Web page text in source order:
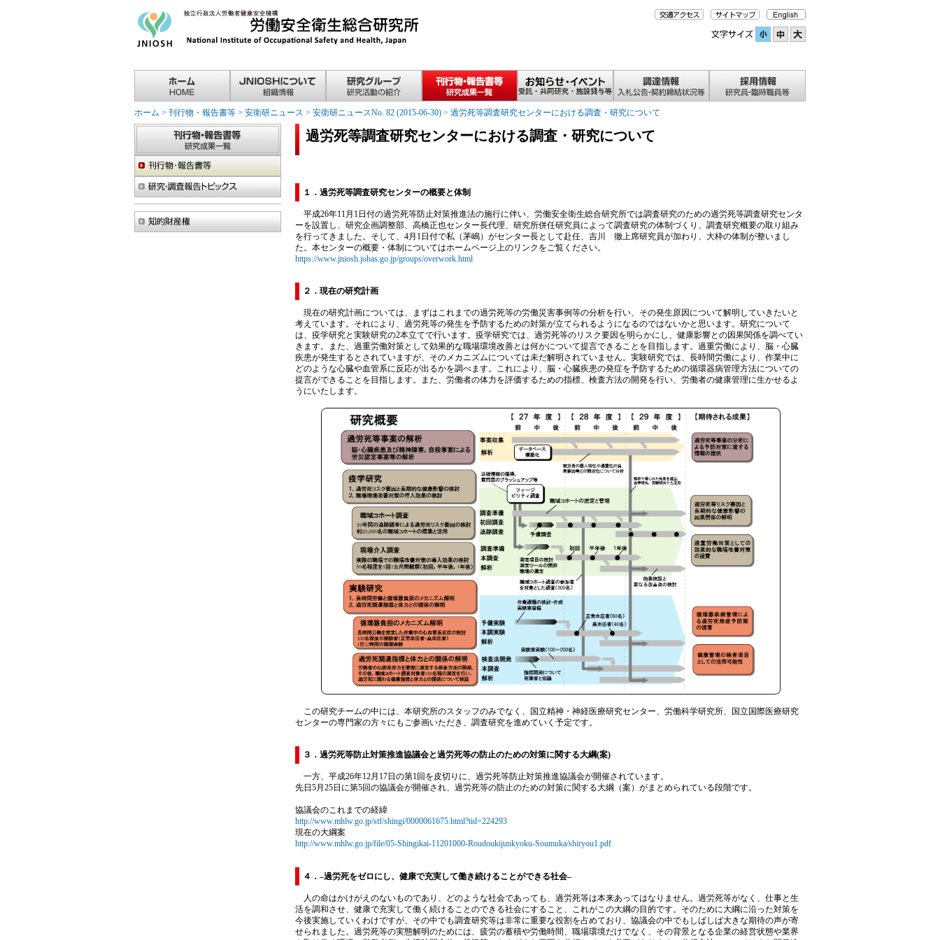
ホーム > 刊行物・報告書等 > 安衛研ニュース > 安衛研ニュースNo. 82 (2015-06-30) > 過労死等調査研究センターにおける調査・研究について
過労死等調査研究センターにおける調査・研究について
１．過労死等調査研究センターの概要と体制
平成26年11月1日付の過労死等防止対策推進法の施行に伴い、労働安全衛生総合研究所では調査研究のための過労死等調査研究センタ
ーを設置し、研究企画調整部、高橋正也センター長代理、研究所併任研究員によって調査研究の体制づくり、調査研究概要の取り組み
を行ってきました。そして、4月1日付で私（茅嶋）がセンター長として赴任、吉川 徹上席研究員が加わり、大枠の体制が整いまし
た。本センターの概要・体制についてはホームページ上のリンクをご覧ください。
https://www.jniosh.johas.go.jp/groups/overwork.html
２．現在の研究計画
現在の研究計画については、まずはこれまでの過労死等の労働災害事例等の分析を行い、その発生原因について解明していきたいと
考えています。それにより、過労死等の発生を予防するための対策が立てられるようになるのではないかと思います。研究について
は、疫学研究と実験研究の2本立てで行います。疫学研究では、過労死等のリスク要因を明らかにし、健康影響との因果関係を調べてい
きます。また、過重労働対策として効果的な職場環境改善とは何かについて提言できることを目指します。過重労働により、脳・心臓
疾患が発生するとされていますが、そのメカニズムについては未だ解明されていません。実験研究では、長時間労働により、作業中に
どのような心臓や血管系に反応が出るかを調べます。これにより、脳・心臓疾患の発症を予防するための循環器病管理方法についての
提言ができることを目指します。また、労働者の体力を評価するための指標、検査方法の開発を行い、労働者の健康管理に生かせるよ
うにいたします。
この研究チームの中には、本研究所のスタッフのみでなく、国立精神・神経医療研究センター、労働科学研究所、国立国際医療研究
センターの専門家の方々にもご参画いただき、調査研究を進めていく予定です。
３．過労死等防止対策推進協議会と過労死等の防止のための対策に関する大綱(案)
一方、平成26年12月17日の第1回を皮切りに、過労死等防止対策推進協議会が開催されています。
先日5月25日に第5回の協議会が開催され、過労死等の防止のための対策に関する大綱（案）がまとめられている段階です。
協議会のこれまでの経緯
http://www.mhlw.go.jp/stf/shingi/0000061675.html?tid=224293
現在の大綱案
http://www.mhlw.go.jp/file/05-Shingikai-11201000-Roudoukijunkyoku-Soumuka/shiryou1.pdf
４．–過労死をゼロにし、健康で充実して働き続けることができる社会–
人の命はかけがえのないものであり、どのような社会であっても、過労死等は本来あってはなりません。過労死等がなく、仕事と生
活を調和させ、健康で充実して働く続けることのできる社会にすること、これがこの大綱の目的です。そのために大綱に沿った対策を
今後実施していくわけですが、その中でも調査研究等は非常に重要な役割を占めており、協議会の中でもしばしば大きな期待の声が寄
せられました。過労死等の実態解明のためには、疲労の蓄積や労働時間、職場環境だけでなく、その背景となる企業の経営状態や業界